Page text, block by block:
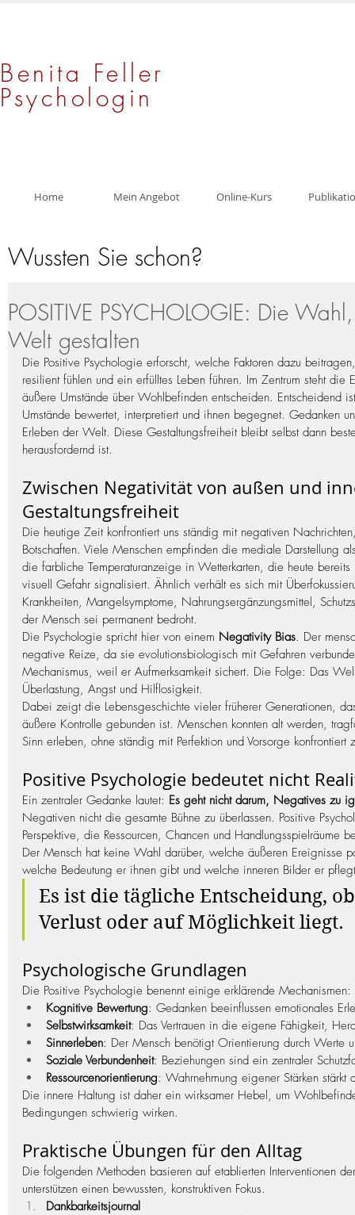
Benita Feller
Psychologin
Home Mein Angebot Online-Kurs
Wussten Sie schon?
POSITIVE PSYCHOLOGIE: Die
Welt gestalten
Die Positive Psychologie erforscht, welche Faktoren dazu
resilient fühlen und ein erfülltes Leben führen. Im Zentrum steht die
äußere Umstände über Wohlbefinden entscheiden. Entscheidend
Umstände bewertet, interpretiert und ihnen begegnet. Gedanken
Erleben der Welt. Diese Gestaltungsfreiheit bleibt selbst dann
herausfordernd ist.
Zwischen Negativität von außen und
Gestaltungsfreiheit
Die heutige Zeit konfrontiert uns ständig mit negativen
Botschaften. Viele Menschen empfinden die mediale Darstellung
die farbliche Temperaturanzeige in Wetterkarten, die heute
visuell Gefahr signalisiert. Ähnlich verhält es sich mit
Krankheiten, Mangelsymptome, Nahrungsergänzungsmittel,
der Mensch sei permanent bedroht.
Die Psychologie spricht hier von einem Negativity Bias. Der
negative Reize, da sie evolutionsbiologisch mit Gefahren
Mechanismus, weil er Aufmerksamkeit sichert. Die Folge: Das
Überlastung, Angst und Hilflosigkeit.
Dabei zeigt die Lebensgeschichte vieler früherer Generationen,
äußere Kontrolle gebunden ist. Menschen konnten alt werden,
Sinn erleben, ohne ständig mit Perfektion und Vorsorge konfrontiert
Positive Psychologie bedeutet nicht
Ein zentraler Gedanke lautet: Es geht nicht darum, Negatives zu
Negativen nicht die gesamte Bühne zu überlassen. Positive
Perspektive, die Ressourcen, Chancen und Handlungsspielräume
Der Mensch hat keine Wahl darüber, welche äußeren Ereignisse
welche Bedeutung er ihnen gibt und welche inneren Bilder er
Es ist die tägliche Entscheidung,
Verlust oder auf Möglichkeit liegt.
Psychologische Grundlagen
Die Positive Psychologie benennt einige erklärende Mechanismen:
Kognitive Bewertung: Gedanken beeinflussen emotionales
Selbstwirksamkeit: Das Vertrauen in die eigene Fähigkeit,
Sinnerleben: Der Mensch benötigt Orientierung durch Werte
Soziale Verbundenheit: Beziehungen sind ein zentraler
Ressourcenorientierung: Wahrnehmung eigener Stärken stärkt
Die innere Haltung ist daher ein wirksamer Hebel, um
Bedingungen schwierig wirken.
Praktische Übungen für den Alltag
Die folgenden Methoden basieren auf etablierten Interventionen
unterstützen einen bewussten, konstruktiven Fokus.
Dankbarkeitsjournal